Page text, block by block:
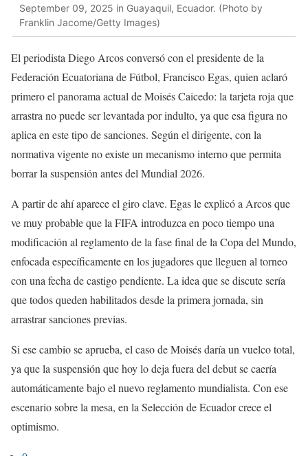
September 09, 2025 in Guayaquil, Ecuador. (Photo by
Franklin Jacome/Getty Images)
El periodista Diego Arcos conversó con el presidente de la
Federación Ecuatoriana de Fútbol, Francisco Egas, quien aclaró
primero el panorama actual de Moisés Caicedo: la tarjeta roja que
arrastra no puede ser levantada por indulto, ya que esa figura no
aplica en este tipo de sanciones. Según el dirigente, con la
normativa vigente no existe un mecanismo interno que permita
borrar la suspensión antes del Mundial 2026.
A partir de ahí aparece el giro clave. Egas le explicó a Arcos que
ve muy probable que la FIFA introduzca en poco tiempo una
modificación al reglamento de la fase final de la Copa del Mundo,
enfocada específicamente en los jugadores que lleguen al torneo
con una fecha de castigo pendiente. La idea que se discute sería
que todos queden habilitados desde la primera jornada, sin
arrastrar sanciones previas.
Si ese cambio se aprueba, el caso de Moisés daría un vuelco total,
ya que la suspensión que hoy lo deja fuera del debut se caería
automáticamente bajo el nuevo reglamento mundialista. Con ese
escenario sobre la mesa, en la Selección de Ecuador crece el
optimismo.